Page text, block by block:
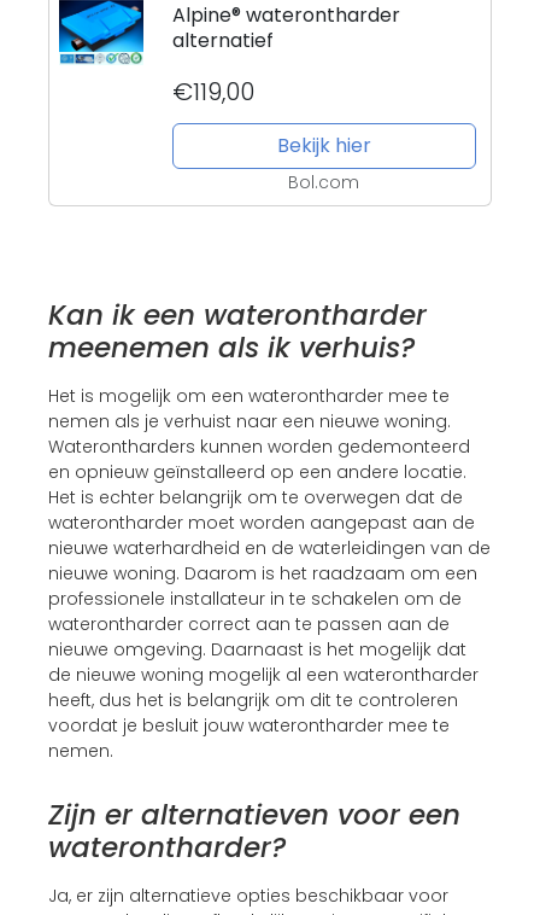
Alpine® waterontharder
alternatief
€119,00
Bekijk hier
Bol.com
Kan ik een waterontharder
meenemen als ik verhuis?
Het is mogelijk om een waterontharder mee te
nemen als je verhuist naar een nieuwe woning.
Waterontharders kunnen worden gedemonteerd
en opnieuw geïnstalleerd op een andere locatie.
Het is echter belangrijk om te overwegen dat de
waterontharder moet worden aangepast aan de
nieuwe waterhardheid en de waterleidingen van de
nieuwe woning. Daarom is het raadzaam om een
professionele installateur in te schakelen om de
waterontharder correct aan te passen aan de
nieuwe omgeving. Daarnaast is het mogelijk dat
de nieuwe woning mogelijk al een waterontharder
heeft, dus het is belangrijk om dit te controleren
voordat je besluit jouw waterontharder mee te
nemen.
Zijn er alternatieven voor een
waterontharder?
Ja, er zijn alternatieve opties beschikbaar voor